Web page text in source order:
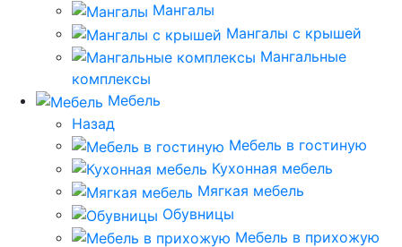
Мангалы
Мангалы с крышей
Мангальные
комплексы
Мебель
Назад
Мебель в гостиную
Кухонная мебель
Мягкая мебель
Обувницы
Мебель в прихожую